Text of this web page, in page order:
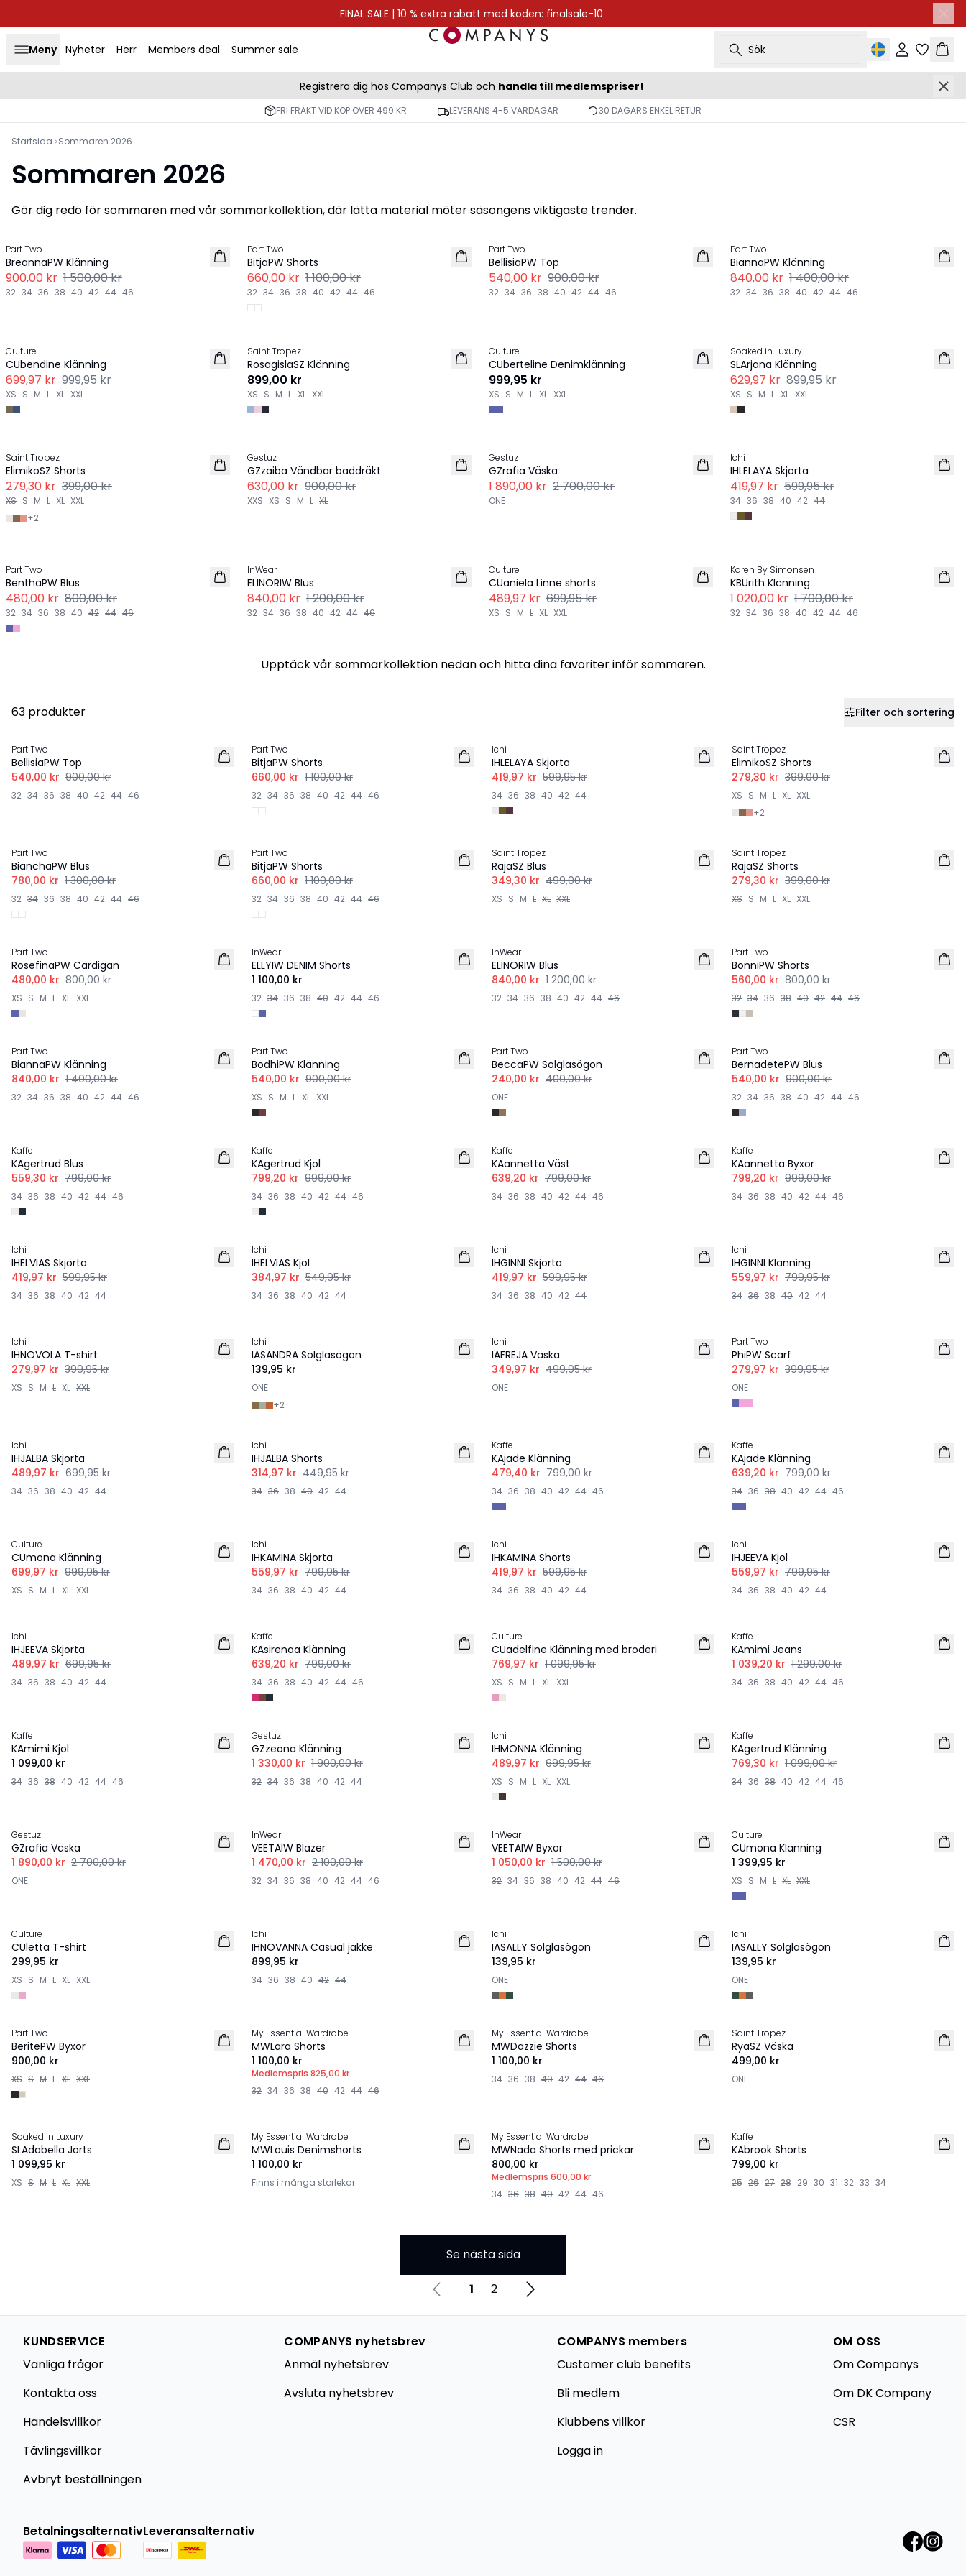
FINAL SALE | 10 % extra rabatt med koden: finalsale-10
Meny Nyheter Herr Members deal Summer sale Sök Logga inKorg
Registrera dig hos Companys Club och handla till medlemspriser!
FRI FRAKT VID KÖP ÖVER 499 KR. LEVERANS 4-5 VARDAGAR 30 DAGARS ENKEL RETUR
Startsida Sommaren 2026
Sommaren 2026
Gör dig redo för sommaren med vår sommarkollektion, där lätta material möter säsongens viktigaste trender.
Part Two
BreannaPW Klänning
900,00 kr 1 500,00 kr
32 34 36 38 40 42 44 46
Part Two
BitjaPW Shorts
660,00 kr 1 100,00 kr
32 34 36 38 40 42 44 46
Part Two
BellisiaPW Top
540,00 kr 900,00 kr
32 34 36 38 40 42 44 46
Part Two
BiannaPW Klänning
840,00 kr 1 400,00 kr
32 34 36 38 40 42 44 46
Previous slide
Culture
CUbendine Klänning
699,97 kr 999,95 kr
XS S M L XL XXL
NYHET
Saint Tropez
RosagislaSZ Klänning
899,00 kr
XS S M L XL XXL
NYHET
Culture
CUberteline Denimklänning
999,95 kr
XS S M L XL XXL
Soaked in Luxury
SLArjana Klänning
629,97 kr 899,95 kr
XS S M L XL XXL
Saint Tropez
ElimikoSZ Shorts
279,30 kr 399,00 kr
XS S M L XL XXL
+2
Gestuz
GZzaiba Vändbar baddräkt
630,00 kr 900,00 kr
XXS XS S M L XL
Gestuz
GZrafia Väska
1 890,00 kr 2 700,00 kr
ONE
Ichi
IHLELAYA Skjorta
419,97 kr 599,95 kr
34 36 38 40 42 44
LINNE
Part Two
BenthaPW Blus
480,00 kr 800,00 kr
32 34 36 38 40 42 44 46
LINNE
InWear
ELINORIW Blus
840,00 kr 1 200,00 kr
32 34 36 38 40 42 44 46
LINNE
Culture
CUaniela Linne shorts
489,97 kr 699,95 kr
XS S M L XL XXL
LINNE
Karen By Simonsen
KBUrith Klänning
1 020,00 kr 1 700,00 kr
32 34 36 38 40 42 44 46
Upptäck vår sommarkollektion nedan och hitta dina favoriter inför sommaren.
63 produkter Filter och sortering
-40%
Part Two
BellisiaPW Top
540,00 kr 900,00 kr
32 34 36 38 40 42 44 46
Part Two
BitjaPW Shorts
660,00 kr 1 100,00 kr
32 34 36 38 40 42 44 46
Ichi
IHLELAYA Skjorta
419,97 kr 599,95 kr
34 36 38 40 42 44
Saint Tropez
ElimikoSZ Shorts
279,30 kr 399,00 kr
XS S M L XL XXL
+2
Part Two
BianchaPW Blus
780,00 kr 1 300,00 kr
32 34 36 38 40 42 44 46
Part Two
BitjaPW Shorts
660,00 kr 1 100,00 kr
32 34 36 38 40 42 44 46
Saint Tropez
RajaSZ Blus
349,30 kr 499,00 kr
XS S M L XL XXL
Saint Tropez
RajaSZ Shorts
279,30 kr 399,00 kr
XS S M L XL XXL
Part Two
RosefinaPW Cardigan
480,00 kr 800,00 kr
XS S M L XL XXL
NYHET
InWear
ELLYIW DENIM Shorts
1 100,00 kr
32 34 36 38 40 42 44 46
LINNE
InWear
ELINORIW Blus
840,00 kr 1 200,00 kr
32 34 36 38 40 42 44 46
Part Two
BonniPW Shorts
560,00 kr 800,00 kr
32 34 36 38 40 42 44 46
Part Two
BiannaPW Klänning
840,00 kr 1 400,00 kr
32 34 36 38 40 42 44 46
Part Two
BodhiPW Klänning
540,00 kr 900,00 kr
XS S M L XL XXL
Part Two
BeccaPW Solglasögon
240,00 kr 400,00 kr
ONE
Part Two
BernadetePW Blus
540,00 kr 900,00 kr
32 34 36 38 40 42 44 46
Kaffe
KAgertrud Blus
559,30 kr 799,00 kr
34 36 38 40 42 44 46
Kaffe
KAgertrud Kjol
799,20 kr 999,00 kr
34 36 38 40 42 44 46
LINNE
Kaffe
KAannetta Väst
639,20 kr 799,00 kr
34 36 38 40 42 44 46
LINNE
Kaffe
KAannetta Byxor
799,20 kr 999,00 kr
34 36 38 40 42 44 46
Ichi
IHELVIAS Skjorta
419,97 kr 599,95 kr
34 36 38 40 42 44
Ichi
IHELVIAS Kjol
384,97 kr 549,95 kr
34 36 38 40 42 44
Ichi
IHGINNI Skjorta
419,97 kr 599,95 kr
34 36 38 40 42 44
Ichi
IHGINNI Klänning
559,97 kr 799,95 kr
34 36 38 40 42 44
Ichi
IHNOVOLA T-shirt
279,97 kr 399,95 kr
XS S M L XL XXL
Ichi
IASANDRA Solglasögon
139,95 kr
ONE
+2
Ichi
IAFREJA Väska
349,97 kr 499,95 kr
ONE
Part Two
PhiPW Scarf
279,97 kr 399,95 kr
ONE
Ichi
IHJALBA Skjorta
489,97 kr 699,95 kr
34 36 38 40 42 44
Ichi
IHJALBA Shorts
314,97 kr 449,95 kr
34 36 38 40 42 44
Kaffe
KAjade Klänning
479,40 kr 799,00 kr
34 36 38 40 42 44 46
Kaffe
KAjade Klänning
639,20 kr 799,00 kr
34 36 38 40 42 44 46
Culture
CUmona Klänning
699,97 kr 999,95 kr
XS S M L XL XXL
Ichi
IHKAMINA Skjorta
559,97 kr 799,95 kr
34 36 38 40 42 44
Ichi
IHKAMINA Shorts
419,97 kr 599,95 kr
34 36 38 40 42 44
Ichi
IHJEEVA Kjol
559,97 kr 799,95 kr
34 36 38 40 42 44
Ichi
IHJEEVA Skjorta
489,97 kr 699,95 kr
34 36 38 40 42 44
Kaffe
KAsirenaa Klänning
639,20 kr 799,00 kr
34 36 38 40 42 44 46
Culture
CUadelfine Klänning med broderi
769,97 kr 1 099,95 kr
XS S M L XL XXL
Kaffe
KAmimi Jeans
1 039,20 kr 1 299,00 kr
34 36 38 40 42 44 46
NYHET
Kaffe
KAmimi Kjol
1 099,00 kr
34 36 38 40 42 44 46
LINNE
Gestuz
GZzeona Klänning
1 330,00 kr 1 900,00 kr
32 34 36 38 40 42 44
Ichi
IHMONNA Klänning
489,97 kr 699,95 kr
XS S M L XL XXL
Kaffe
KAgertrud Klänning
769,30 kr 1 099,00 kr
34 36 38 40 42 44 46
Gestuz
GZrafia Väska
1 890,00 kr 2 700,00 kr
ONE
LINNE
InWear
VEETAIW Blazer
1 470,00 kr 2 100,00 kr
32 34 36 38 40 42 44 46
LINNE
InWear
VEETAIW Byxor
1 050,00 kr 1 500,00 kr
32 34 36 38 40 42 44 46
NYHET
Culture
CUmona Klänning
1 399,95 kr
XS S M L XL XXL
NYHET
Culture
CUletta T-shirt
299,95 kr
XS S M L XL XXL
NYHET
Ichi
IHNOVANNA Casual jakke
899,95 kr
34 36 38 40 42 44
NYHET
Ichi
IASALLY Solglasögon
139,95 kr
ONE
NYHET
Ichi
IASALLY Solglasögon
139,95 kr
ONE
NYHET
Part Two
BeritePW Byxor
900,00 kr
XS S M L XL XXL
NYHET
My Essential Wardrobe
MWLara Shorts
1 100,00 kr
Medlemspris 825,00 kr
32 34 36 38 40 42 44 46
NYHET
My Essential Wardrobe
MWDazzie Shorts
1 100,00 kr
34 36 38 40 42 44 46
NYHET
Saint Tropez
RyaSZ Väska
499,00 kr
ONE
NYHET
Soaked in Luxury
SLAdabella Jorts
1 099,95 kr
XS S M L XL XXL
NYHET
My Essential Wardrobe
MWLouis Denimshorts
1 100,00 kr
Finns i många storlekar
NYHET
My Essential Wardrobe
MWNada Shorts med prickar
800,00 kr
Medlemspris 600,00 kr
34 36 38 40 42 44 46
NYHET
Kaffe
KAbrook Shorts
799,00 kr
25 26 27 28 29 30 31 32 33 34
Se nästa sida
1 2
KUNDSERVICE
Vanliga frågor
Kontakta oss
Handelsvillkor
Tävlingsvillkor
Avbryt beställningen
COMPANYS nyhetsbrev
Anmäl nyhetsbrev
Avsluta nyhetsbrev
COMPANYS members
Customer club benefits
Bli medlem
Klubbens villkor
Logga in
OM OSS
Om Companys
Om DK Company
CSR
BetalningsalternativLeveransalternativ